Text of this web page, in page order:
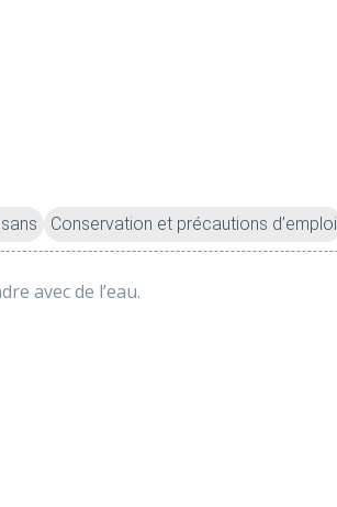
Conservation et précautions d’emploi
avec de l’eau.